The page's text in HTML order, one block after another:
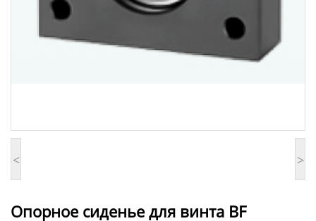
< >
Опорное сиденье для винта BF